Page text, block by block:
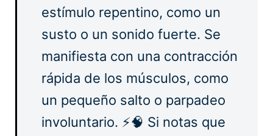
estímulo repentino, como un
susto o un sonido fuerte. Se
manifiesta con una contracción
rápida de los músculos, como
un pequeño salto o parpadeo
involuntario. ⚡🧠 Si notas que